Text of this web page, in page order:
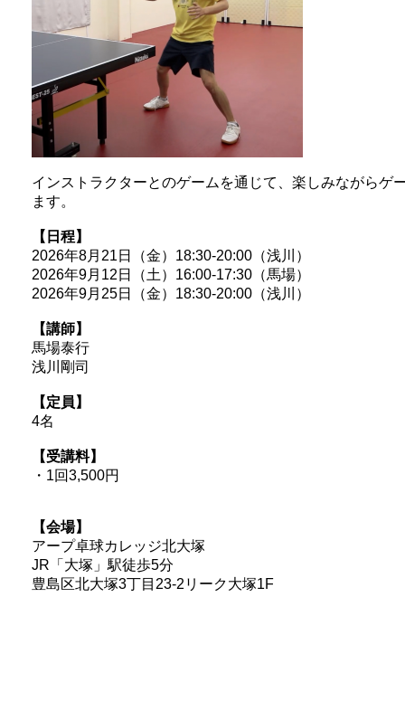
インストラクターとのゲームを通じて、楽しみながらゲ
ます。
【日程】
2026年8月21日（金）18:30-20:00（浅川）
2026年9月12日（土）16:00-17:30（馬場）
2026年9月25日（金）18:30-20:00（浅川）
【講師】
馬場泰行
浅川剛司
【定員】
4名
【受講料】
・1回3,500円
【会場】
アープ卓球カレッジ北大塚
JR「大塚」駅徒歩5分
豊島区北大塚3丁目23-2リーク大塚1F